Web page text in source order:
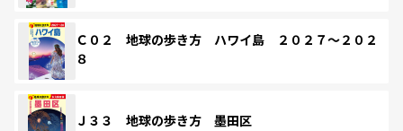
Ｃ０２ 地球の歩き方 ハワイ島 ２０２７～２０２
８
Ｊ３３ 地球の歩き方 墨田区